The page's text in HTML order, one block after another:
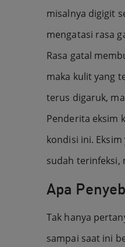
misalnya digigit
mengatasi rasa
Rasa gatal
maka kulit yang
terus digaruk,
Penderita eksim
kondisi ini.
sudah terinfeksi,
Apa
Tak hanya
sampai saat ini